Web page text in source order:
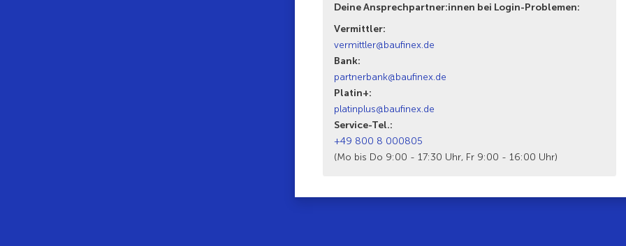
Deine Ansprechpartner:innen bei Login-Problemen:
Vermittler:
vermittler@baufinex.de
Bank:
partnerbank@baufinex.de
Platin+:
platinplus@baufinex.de
Service-Tel.:
+49 800 8 000805
(Mo bis Do 9:00 - 17:30 Uhr, Fr 9:00 - 16:00 Uhr)